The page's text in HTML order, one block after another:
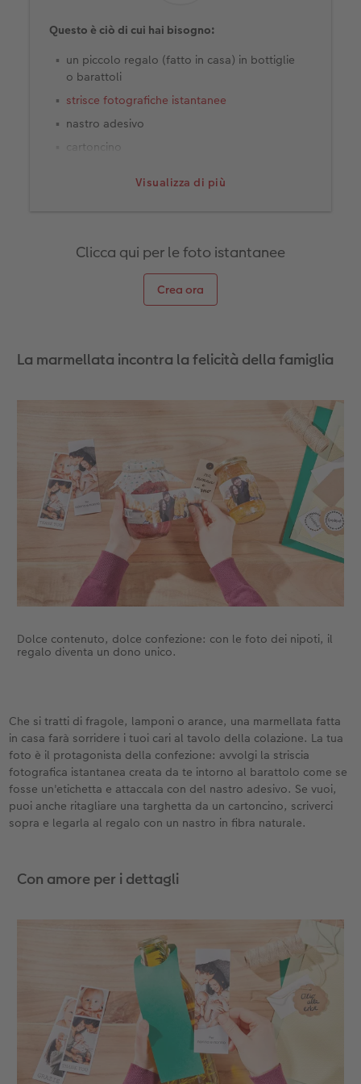
Accessori
CEWE myPhotos
Accessori
Novità
Visualizza di più
Questo è ciò di cui hai bisogno:
un piccolo regalo (fatto in casa) in bottiglie
o barattoli
strisce fotografiche istantanee
nastro adesivo
cartoncino
Clicca qui per le foto istantanee
Crea ora
La marmellata incontra la felicità della famiglia
Dolce contenuto, dolce confezione: con le foto dei nipoti, il
regalo diventa un dono unico.
Che si tratti di fragole, lamponi o arance, una marmellata fatta
in casa farà sorridere i tuoi cari al tavolo della colazione. La tua
foto è il protagonista della confezione: avvolgi la striscia
fotografica istantanea creata da te intorno al barattolo come se
fosse un'etichetta e attaccala con del nastro adesivo. Se vuoi,
puoi anche ritagliare una targhetta da un cartoncino, scriverci
sopra e legarla al regalo con un nastro in fibra naturale.
Con amore per i dettagli